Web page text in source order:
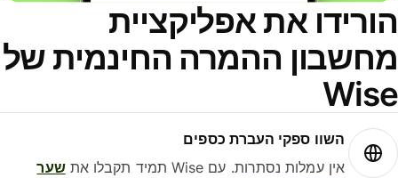
את אפליקציית
ההמרה החינמית של
השוו ספקי העברת כספים
אין עמלות נסתרות. עם Wise תמיד תקבלו את
שער